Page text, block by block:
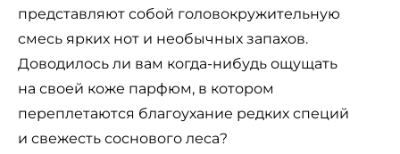
представляют собой головокружительную
смесь ярких нот и необычных запахов.
Доводилось ли вам когда-нибудь ощущать
на своей коже парфюм, в котором
переплетаются благоухание редких специй
и свежесть соснового леса?